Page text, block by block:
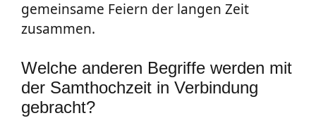
gemeinsame Feiern der langen Zeit
zusammen.
Welche anderen Begriffe werden mit
der Samthochzeit in Verbindung
gebracht?